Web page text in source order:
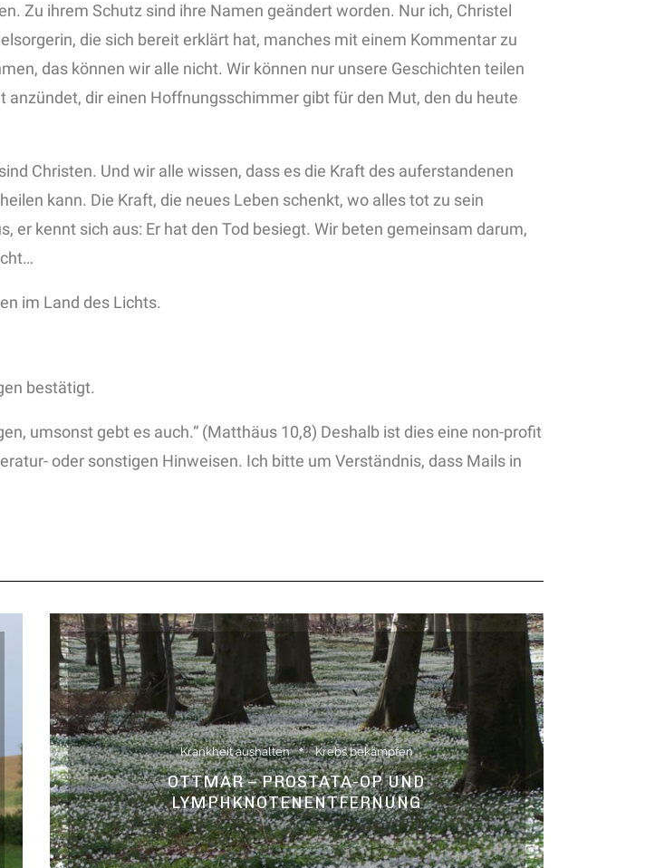
Zu ihrem Schutz sind ihre Namen geändert worden. Nur ich, Christel
die sich bereit erklärt hat, manches mit einem Kommentar zu
das können wir alle nicht. Wir können nur unsere Geschichten teilen
dir einen Hoffnungsschimmer gibt für den Mut, den du heute
Christen. Und wir alle wissen, dass es die Kraft des auferstandenen
kann. Die Kraft, die neues Leben schenkt, wo alles tot zu sein
er kennt sich aus: Er hat den Tod besiegt. Wir beten gemeinsam darum,
im Land des Lichts.
bestätigt.
umsonst gebt es auch.“ (Matthäus 10,8) Deshalb ist dies eine non-profit
oder sonstigen Hinweisen. Ich bitte um Verständnis, dass Mails in
Krankheit aushalten Krebs bekämpfen
OTTMAR – PROSTATA-OP UND
LYMPHKNOTENENTFERNUNG